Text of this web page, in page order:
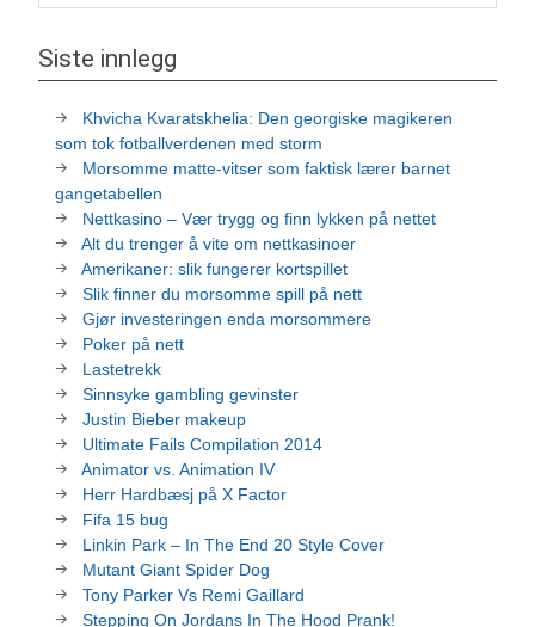
Siste innlegg
Khvicha Kvaratskhelia: Den georgiske magikeren
som tok fotballverdenen med storm
Morsomme matte-vitser som faktisk lærer barnet
gangetabellen
Nettkasino – Vær trygg og finn lykken på nettet
Alt du trenger å vite om nettkasinoer
Amerikaner: slik fungerer kortspillet
Slik finner du morsomme spill på nett
Gjør investeringen enda morsommere
Poker på nett
Lastetrekk
Sinnsyke gambling gevinster
Justin Bieber makeup
Ultimate Fails Compilation 2014
Animator vs. Animation IV
Herr Hardbæsj på X Factor
Fifa 15 bug
Linkin Park – In The End 20 Style Cover
Mutant Giant Spider Dog
Tony Parker Vs Remi Gaillard
Stepping On Jordans In The Hood Prank!